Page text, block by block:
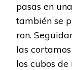
pasas en
también se
ron.
las
los cubos